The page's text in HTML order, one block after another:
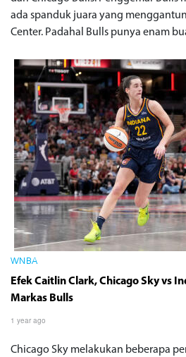
ada spanduk juara yang
Center. Padahal Bulls punya enam
WNBA
Efek Caitlin Clark, Chicago Sky vs
Markas Bulls
1 year ago
Chicago Sky melakukan beberapa